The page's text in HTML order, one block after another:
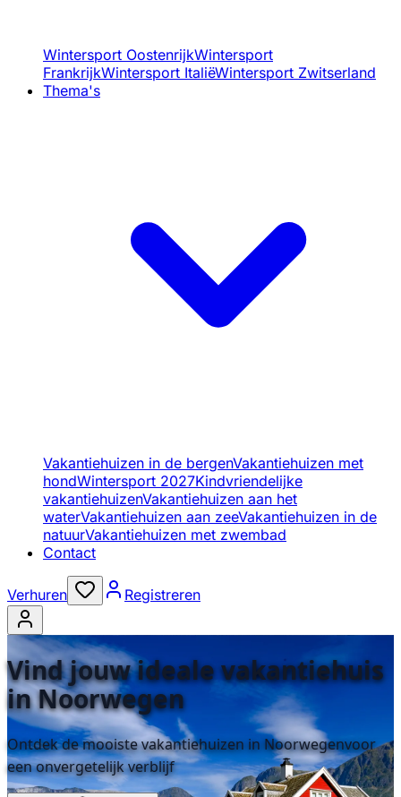
Wintersport OostenrijkWintersport
FrankrijkWintersport ItaliëWintersport Zwitserland
Thema's
Vakantiehuizen in de bergenVakantiehuizen met
hondWintersport 2027Kindvriendelijke
vakantiehuizenVakantiehuizen aan het
waterVakantiehuizen aan zeeVakantiehuizen in de
natuurVakantiehuizen met zwembad
Contact
Verhuren Registreren
Vind jouw ideale vakantiehuis
in Noorwegen
Ontdek de mooiste vakantiehuizen in Noorwegenvoor
een onvergetelijk verblijf